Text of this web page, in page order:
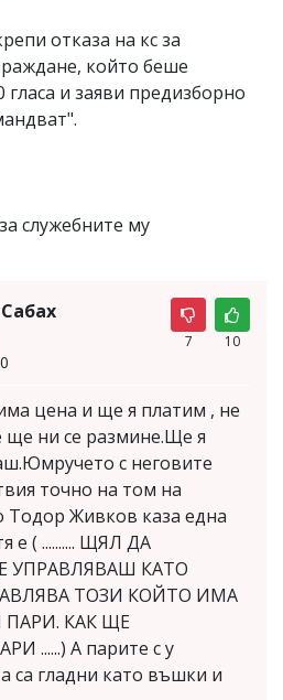
отказа на кс за
който беше
и заяви предизборно
служебните му
7 10
цена и ще я платим , не
ще ни се размине.Ще я
с неговите
точно на том на
Тодор Живков каза една
( .......... ЩЯЛ ДА
УПРАВЛЯВАШ КАТО
ТОЗИ КОЙТО ИМА
КАК ЩЕ
......) А парите с у
са гладни като въшки и